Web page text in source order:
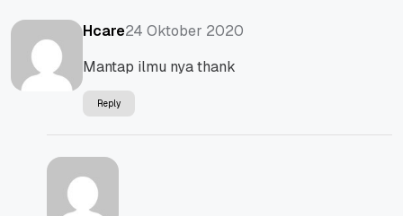
Hcare24 Oktober 2020
Mantap ilmu nya thank
Reply